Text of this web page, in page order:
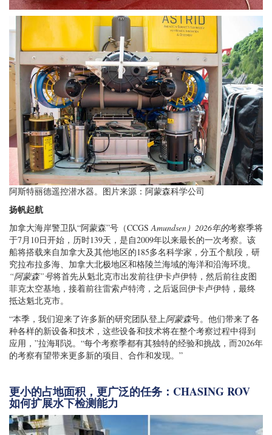
阿斯特丽德遥控潜水器。图片来源：阿蒙森科学公司
扬帆起航
加拿大海岸警卫队“阿蒙森”号（CCGS Amundsen）2026年的考察季将
于7月10日开始，历时139天，是自2009年以来最长的一次考察。该
船将搭载来自加拿大及其他地区的185多名科学家，分五个航段，研
究拉布拉多海、加拿大北极地区和格陵兰海域的海洋和沿海环境。
“阿蒙森”号将首先从魁北克市出发前往伊卡卢伊特，然后前往皮图
菲克太空基地，接着前往雷索卢特湾，之后返回伊卡卢伊特，最终
抵达魁北克市。
“本季，我们迎来了许多新的研究团队登上阿蒙森号。他们带来了各
种各样的新设备和技术，这些设备和技术将在整个考察过程中得到
应用，”拉海耶说。“每个考察季都有其独特的经验和挑战，而2026年
的考察有望带来更多新的项目、合作和发现。”
更小的占地面积，更广泛的任务：CHASING ROV
如何扩展水下检测能力